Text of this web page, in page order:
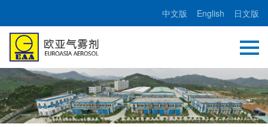
中文版 English 日文版